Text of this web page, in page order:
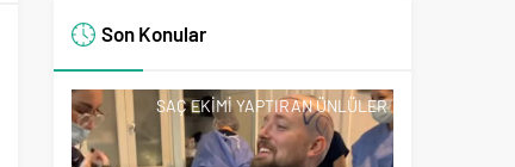
Son Konular
SAÇ EKIMI YAPTIRAN ÜNLÜLER